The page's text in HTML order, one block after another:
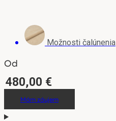
Možnosti čalúnenia
Od
480,00 €
Mám záujem